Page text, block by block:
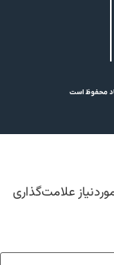
محفوظ است
علامت‌گذاری